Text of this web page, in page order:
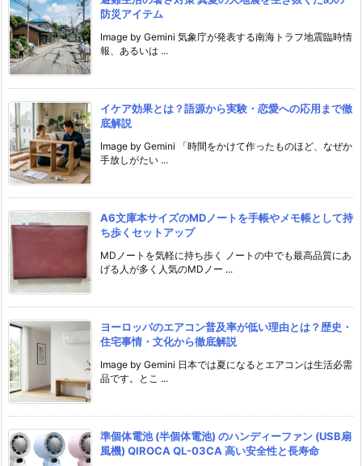
防災アイテム
Image by Gemini 気象庁が発表する南海トラフ地震臨時情
報、あるいは ...
イケア効果とは？語源から実験・恋愛への応用まで徹
底解説
Image by Gemini 「時間をかけて作ったものほど、なぜか
手放しがたい ...
A6文庫本サイズのMDノートを手帳やメモ帳として持
ち歩くセットアップ
MDノートを気軽に持ち歩く ノートの中でも最高品質にあ
げる人が多く人気のMDノー ...
ヨーロッパのエアコン普及率が低い理由とは？歴史・
住宅事情・文化から徹底解説
Image by Gemini 日本では夏になるとエアコンは生活必需
品です。とこ ...
準個体電池 (半個体電池) のハンディーファン (USB扇
風機) QIROCA QL-03CA 高い安全性と長寿命